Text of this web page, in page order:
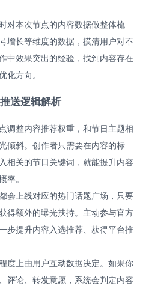
对本次节点的内容数据做整体梳
增长等维度的数据，摸清用户对不
中效果突出的经验，找到内容存在
方向。
送逻辑解析
调整内容推荐权重，和节日主题相
倾斜。创作者只需要在内容的标
相关的节日关键词，就能提升内容
。
会上线对应的热门话题广场，只要
得额外的曝光扶持。主动参与官方
步提升内容入选推荐、获得平台推
度上由用户互动数据决定。如果你
评论、转发意愿，系统会判定内容